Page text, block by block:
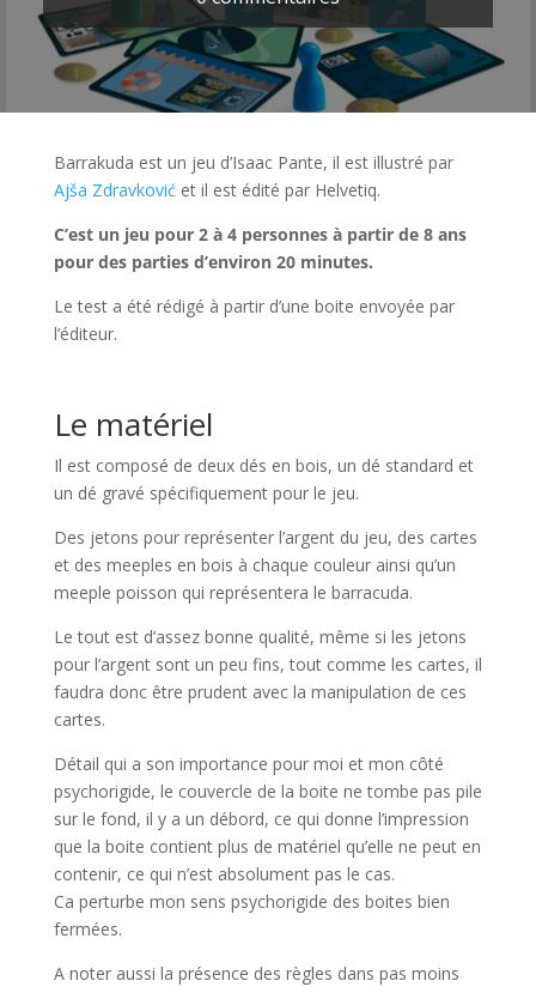
Barrakuda est un jeu d’Isaac Pante, il est illustré par
Ajša Zdravković et il est édité par Helvetiq.
C’est un jeu pour 2 à 4 personnes à partir de 8 ans
pour des parties d’environ 20 minutes.
Le test a été rédigé à partir d’une boite envoyée par
l’éditeur.
Le matériel
Il est composé de deux dés en bois, un dé standard et
un dé gravé spécifiquement pour le jeu.
Des jetons pour représenter l’argent du jeu, des cartes
et des meeples en bois à chaque couleur ainsi qu’un
meeple poisson qui représentera le barracuda.
Le tout est d’assez bonne qualité, même si les jetons
pour l’argent sont un peu fins, tout comme les cartes, il
faudra donc être prudent avec la manipulation de ces
cartes.
Détail qui a son importance pour moi et mon côté
psychorigide, le couvercle de la boite ne tombe pas pile
sur le fond, il y a un débord, ce qui donne l’impression
que la boite contient plus de matériel qu’elle ne peut en
contenir, ce qui n’est absolument pas le cas.
Ca perturbe mon sens psychorigide des boites bien
fermées.
A noter aussi la présence des règles dans pas moins